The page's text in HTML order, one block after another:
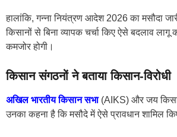
हालांकि, गन्ना नियंत्रण आदेश 2026 का मसौदा
किसानों से बिना व्यापक चर्चा किए ऐसे बदलाव
कमजोर होगी।
किसान संगठनों ने बताया किसान-विरोधी
अखिल भारतीय किसान सभा(AIKS) और जय
उनका कहना है कि मसौदे में ऐसे प्रावधान शामिल